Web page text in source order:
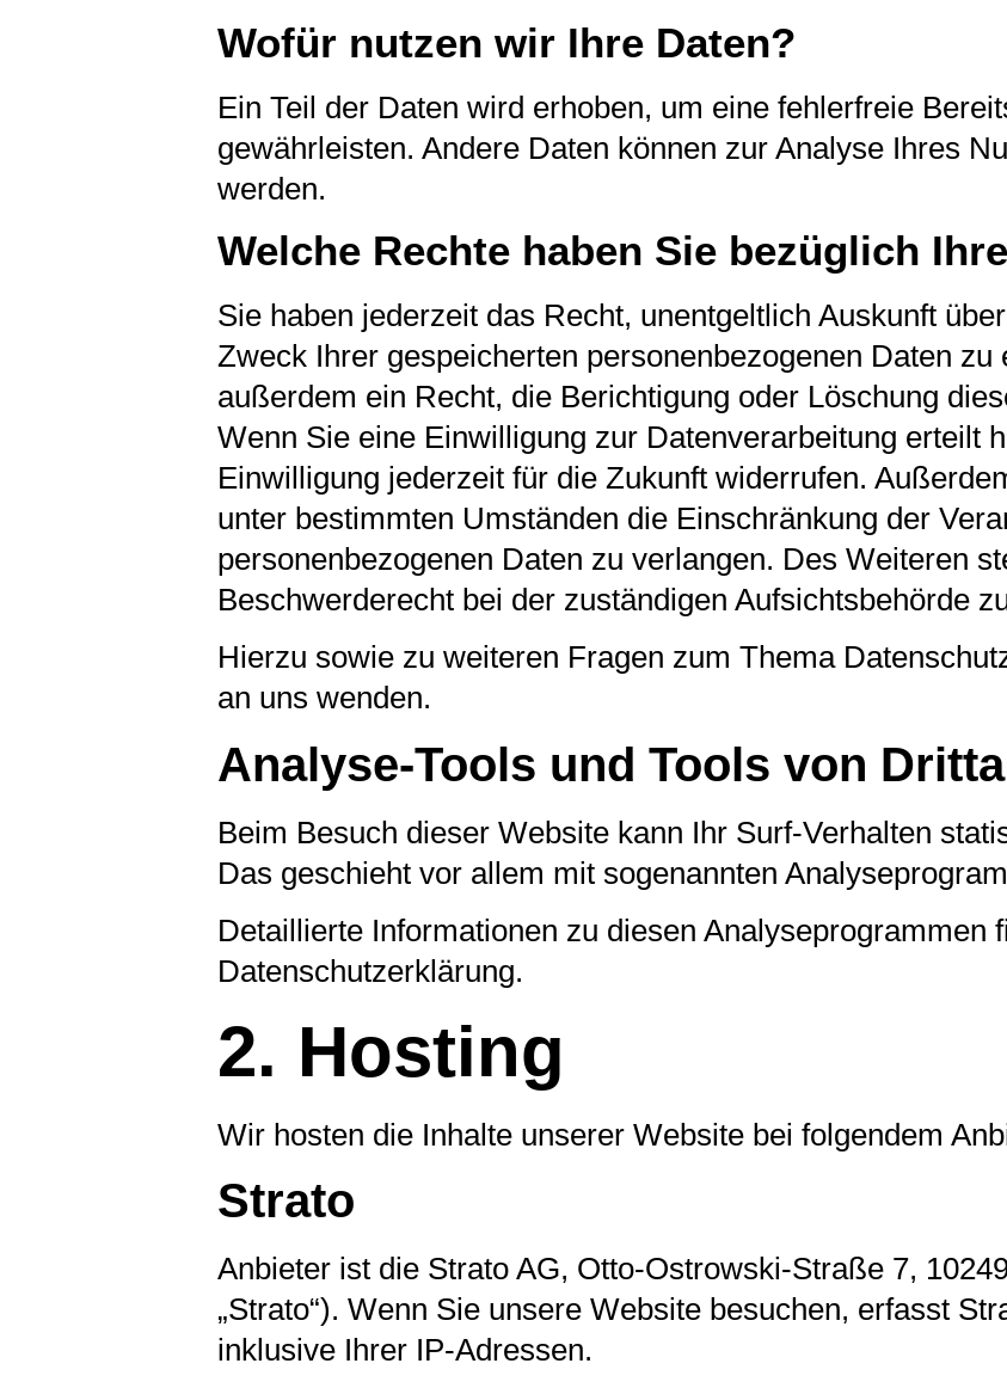
Wofür nutzen wir Ihre Daten?
Ein Teil der Daten wird erhoben, um eine fehlerfreie
gewährleisten. Andere Daten können zur Analyse Ihres
werden.
Welche Rechte haben Sie bezüglich
Sie haben jederzeit das Recht, unentgeltlich Auskunft
Zweck Ihrer gespeicherten personenbezogenen Daten zu
außerdem ein Recht, die Berichtigung oder Löschung
Wenn Sie eine Einwilligung zur Datenverarbeitung erteilt
Einwilligung jederzeit für die Zukunft widerrufen.
unter bestimmten Umständen die Einschränkung der
personenbezogenen Daten zu verlangen. Des Weiteren
Beschwerderecht bei der zuständigen Aufsichtsbehörde
Hierzu sowie zu weiteren Fragen zum Thema
an uns wenden.
Analyse-Tools und Tools von
Beim Besuch dieser Website kann Ihr Surf-Verhalten
Das geschieht vor allem mit sogenannten
Detaillierte Informationen zu diesen Analyseprogrammen
Datenschutzerklärung.
2. Hosting
Wir hosten die Inhalte unserer Website bei folgendem
Strato
Anbieter ist die Strato AG, Otto-Ostrowski-Straße 7,
„Strato“). Wenn Sie unsere Website besuchen, erfasst
inklusive Ihrer IP-Adressen.